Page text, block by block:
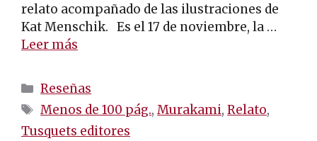
relato acompañado de las ilustraciones de
Kat Menschik. Es el 17 de noviembre, la …
Leer más
Categorías
Reseñas
Etiquetas
Menos de 100 pág.,Murakami,Relato,
Tusquets editores